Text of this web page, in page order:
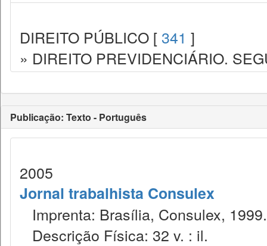
DIREITO PÚBLICO [ 341 ]
» DIREITO PREVIDENCIÁRIO.
Publicação: Texto - Português
2005
Jornal trabalhista Consulex
Imprenta: Brasília, Consulex, 1999.
Descrição Física: 32 v. : il.